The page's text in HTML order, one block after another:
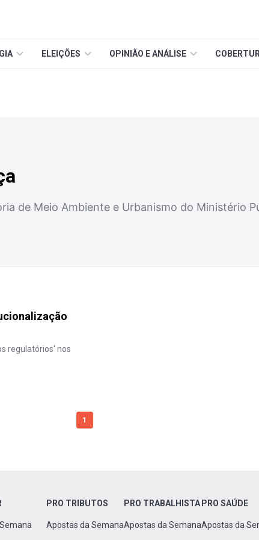
ELEIÇÕES OPINIÃO E ANÁLISE
de Meio Ambiente e Urbanismo do Ministério
regulatórios' nos
1
PRO TRIBUTOS
Apostas da Semana
PRO TRABALHISTA
Apostas da Semana
PRO SAÚDE
Apostas da